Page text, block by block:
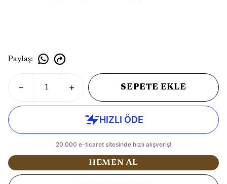
Paylaş:
SEPETE EKLE
HEMEN AL